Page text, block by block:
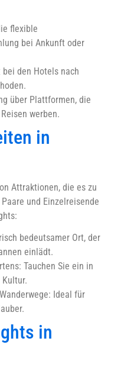
flexible
bei Ankunft oder
den Hotels nach
über Plattformen, die
werben.
in
Attraktionen, die es zu
und Einzelreisende
bedeutsamer Ort, der
einlädt.
Tauchen Sie ein in
Ideal für
in